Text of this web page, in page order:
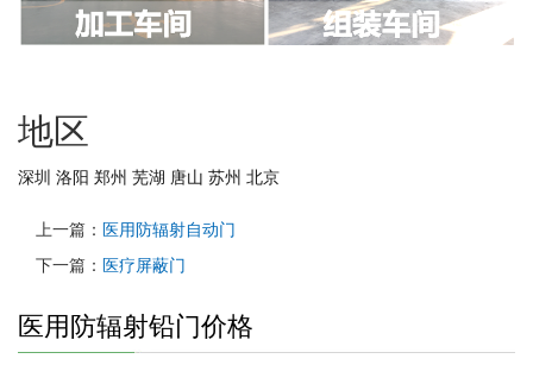
地区
深圳 洛阳 郑州 芜湖 唐山 苏州 北京
上一篇： 医用防辐射自动门
下一篇： 医疗屏蔽门
医用防辐射铅门价格